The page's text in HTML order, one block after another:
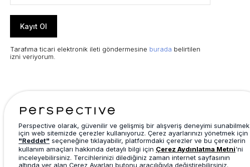
Kayıt Ol
Tarafıma ticari elektronik ileti göndermesine burada belirtilen
izni veriyorum.
Perspective olarak, güvenilir ve gelişmiş bir alışveriş deneyimi sunabilmek
için web sitemizde çerezler kullanıyoruz. Çerez ayarlarınızı yönetmek için
"Reddet" seçeneğine tıklayabilir, platformdaki çerezler ve bu çerezlerin
kullanım amaçları hakkında detaylı bilgi için Çerez Aydınlatma Metni'ni
inceleyebilirsiniz. Tercihlerinizi dilediğiniz zaman internet sayfasının
altında yer alan Çerez Ayarları butonu aracılığıyla değiştirebilirsiniz.